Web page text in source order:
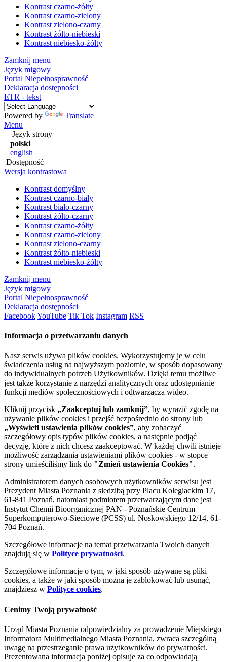
Kontrast czarno-żółty
Kontrast czarno-zielony
Kontrast zielono-czarny
Kontrast żółto-niebieski
Kontrast niebiesko-żółty
Zamknij menu
Język migowy
Portal Niepełnosprawność
Deklaracja dostępności
ETR - tekst
Powered by
Translate
Menu
Język strony
polski
english
Dostępność
Wersja kontrastowa
Kontrast domyślny
Kontrast czarno-biały
Kontrast biało-czarny
Kontrast żółto-czarny
Kontrast czarno-żółty
Kontrast czarno-zielony
Kontrast zielono-czarny
Kontrast żółto-niebieski
Kontrast niebiesko-żółty
Zamknij menu
Język migowy
Portal Niepełnosprawność
Deklaracja dostępności
FacebookYouTube Tik Tok Instagram RSS
Informacja o przetwarzaniu danych
Nasz serwis używa plików cookies. Wykorzystujemy je w celu
świadczenia usług na najwyższym poziomie, w sposób dopasowany
do indywidualnych potrzeb Użytkowników. Dzięki temu możliwe
jest także korzystanie z narzędzi analitycznych oraz udostępnianie
funkcji mediów społecznościowych i odtwarzacza wideo.
Kliknij przycisk „Zaakceptuj lub zamknij”, by wyrazić zgodę na
używanie plików cookies i przejść bezpośrednio do strony lub
„Wyświetl ustawienia plików cookies”, aby zobaczyć
szczegółowy opis typów plików cookies, a następnie podjąć
decyzję, które z nich chcesz zaakceptować. W każdej chwili istnieje
możliwość zarządzania ustawieniami plików cookies - w stopce
strony umieściliśmy link do "Zmień ustawienia Cookies".
Administratorem danych osobowych użytkowników serwisu jest
Prezydent Miasta Poznania z siedzibą przy Placu Kolegiackim 17,
61-841 Poznań, natomiast podmiotem przetwarzającym dane jest
Instytut Chemii Bioorganicznej PAN - Poznańskie Centrum
Superkomputerowo-Sieciowe (PCSS) ul. Noskowskiego 12/14, 61-
704 Poznań.
Szczegółowe informacje na temat przetwarzania Twoich danych
znajdują się w Polityce prywatności.
Szczegółowe informacje o tym, w jaki sposób używane są pliki
cookies, a także w jaki sposób można je zablokować lub usunąć,
znajdziesz w Polityce cookies.
Cenimy Twoją prywatność
Urząd Miasta Poznania odpowiedzialny za prowadzenie Miejskiego
Informatora Multimedialnego Miasta Poznania, zwraca szczególną
uwagę na przestrzeganie prawa użytkowników do prywatności.
Prezentowana informacja poniżej opisuje za co odpowiadają